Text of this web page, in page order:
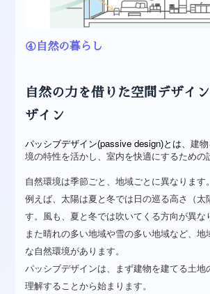
④自然の暮らし
自然の力を借りた空間デザイ
ザイン
パッシブデザイン(passive design)とは、建
境の特性を活かし、室内を快適にするための
自然環境は季節ごと、地域ごとに異なります。
例えば、太陽は夏と冬では日の巡る高さ（太
す。風も、夏と冬では吹いてくる方向が異な
また晴れの多い地域や雪の多い地域など、地
な自然環境があります。
パッシブデザインは、まず建物を建てる土地
理解することから始まります。